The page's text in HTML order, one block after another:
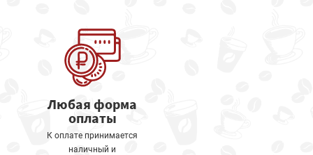
Любая форма
оплаты
К оплате принимается
наличный и